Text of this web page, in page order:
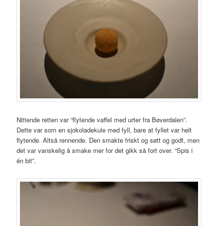
Nittende retten var “flytende vaffel med urter fra Bøverdalen”.
Dette var som en sjokoladekule med fyll, bare at fyllet var helt
flytende. Altså rennende. Den smakte friskt og søtt og godt, men
det var vanskelig å smake mer for det gikk så fort over. “Spis i
én bit”.